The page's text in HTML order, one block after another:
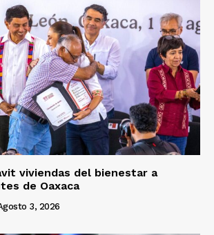
viviendas del bienestar a
de Oaxaca
3, 2026